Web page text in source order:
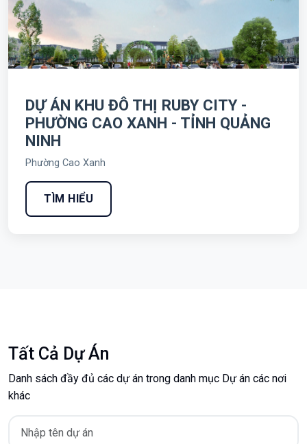
DỰ ÁN KHU ĐÔ THỊ RUBY CITY -
PHƯỜNG CAO XANH - TỈNH QUẢNG
NINH
Phường Cao Xanh
TÌM HIỂU
Tất Cả Dự Án
Danh sách đầy đủ các dự án trong danh mục Dự án các nơi
khác